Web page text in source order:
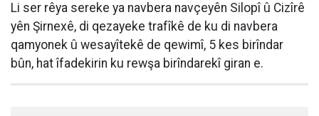
Li ser rêya sereke ya navbera navçeyên Silopî û Cizîrê
yên Şirnexê, di qezayeke trafîkê de ku di navbera
qamyonek û wesayîtekê de qewimî, 5 kes birîndar
bûn, hat îfadekirin ku rewşa birîndarekî giran e.